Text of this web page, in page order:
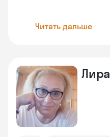
Читать дальше
Лира